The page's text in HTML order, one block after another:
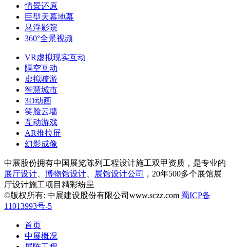
情景还原
巨型天幕地幕
悬浮影院
360°全景视频
VR虚拟现实互动
隔空互动
虚拟骑游
智慧城市
3D动画
笑脸云墙
互动游戏
AR推拉屏
幻影成像
中展股份拥有中国展览陈列工程设计施工双甲资质，是专业的
展厅设计
博物馆设计 展馆设计公司
，20年500多个展馆展
厅设计施工项目精彩纷呈
©版权所有: 中展建设股份有限公司www.sczz.com 蜀ICP备
11013993号-5
首页
中展概况